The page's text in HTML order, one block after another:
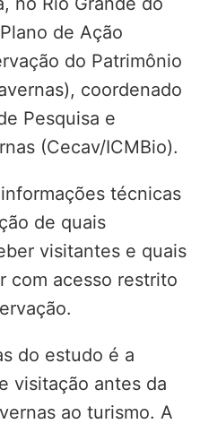
de Ação
do Patrimônio
coordenado
Pesquisa e
(Cecav/ICMBio).
técnicas
de quais
visitantes e quais
com acesso restrito
do estudo é a
visitação antes da
ao turismo. A